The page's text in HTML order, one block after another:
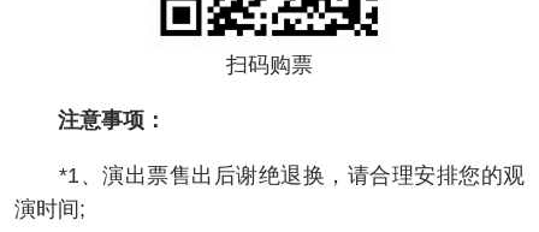
扫码购票
注意事项：
*1、演出票售出后谢绝退换，请合理安排您的观
演时间;